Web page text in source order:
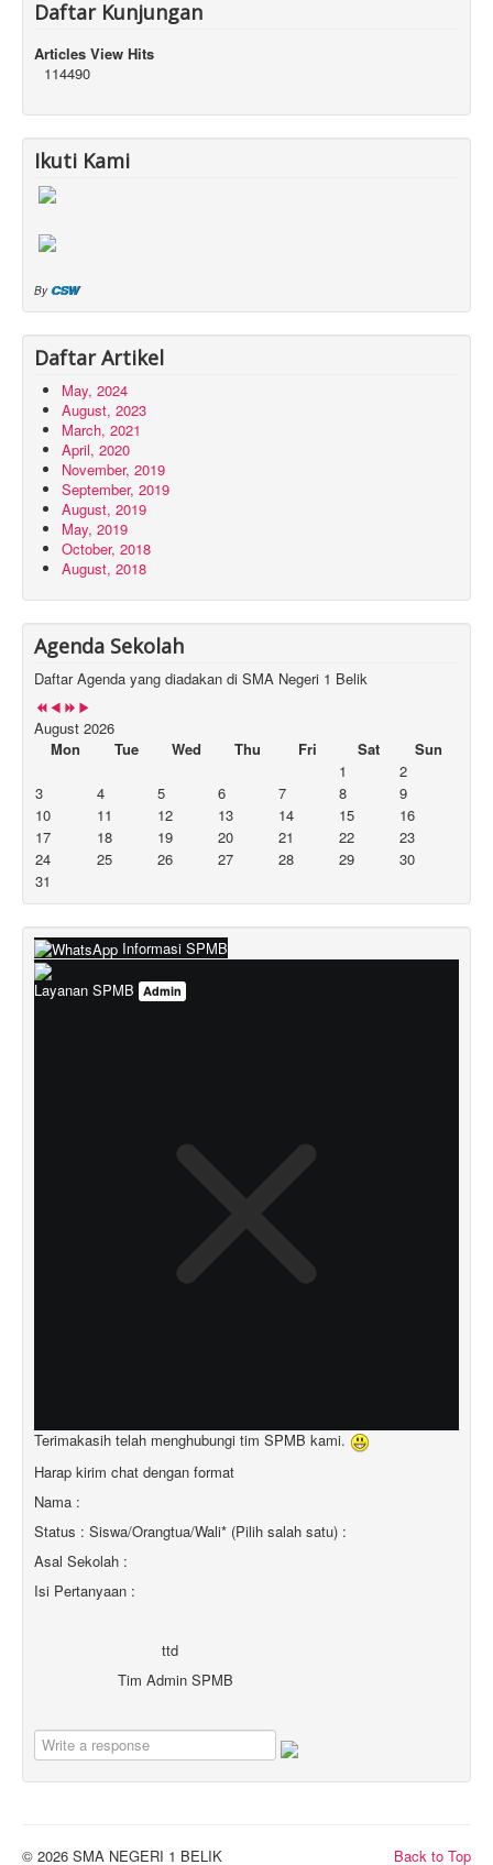
Daftar Kunjungan
Articles View Hits
114490
Ikuti Kami
ByCSW
Daftar Artikel
May, 2024
August, 2023
March, 2021
April, 2020
November, 2019
September, 2019
August, 2019
May, 2019
October, 2018
August, 2018
Agenda Sekolah
Daftar Agenda yang diadakan di SMA Negeri 1 Belik
August 2026
Mon
Tue Wed Thu Fri Sat
Sun
1
2
3
4 5 6 7 8
9
10
11 12 13 14 15
16
17
18 19 20 21 22
23
24
25 26 27 28 29
30
31
Informasi SPMB
Layanan SPMB Admin
Terimakasih telah menghubungi tim SPMB kami.
Harap kirim chat dengan format
Nama :
Status : Siswa/Orangtua/Wali* (Pilih salah satu) :
Asal Sekolah :
Isi Pertanyaan :
ttd
Tim Admin SPMB
Back to Top
© 2026 SMA NEGERI 1 BELIK